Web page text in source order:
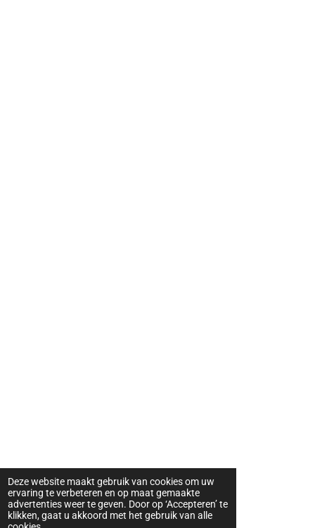
Deze website maakt gebruik van cookies om uw
ervaring te verbeteren en op maat gemaakte
advertenties weer te geven. Door op ‘Accepteren’ te
klikken, gaat u akkoord met het gebruik van alle